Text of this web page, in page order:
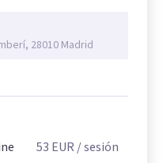
28010 Madrid
53 EUR / sesión